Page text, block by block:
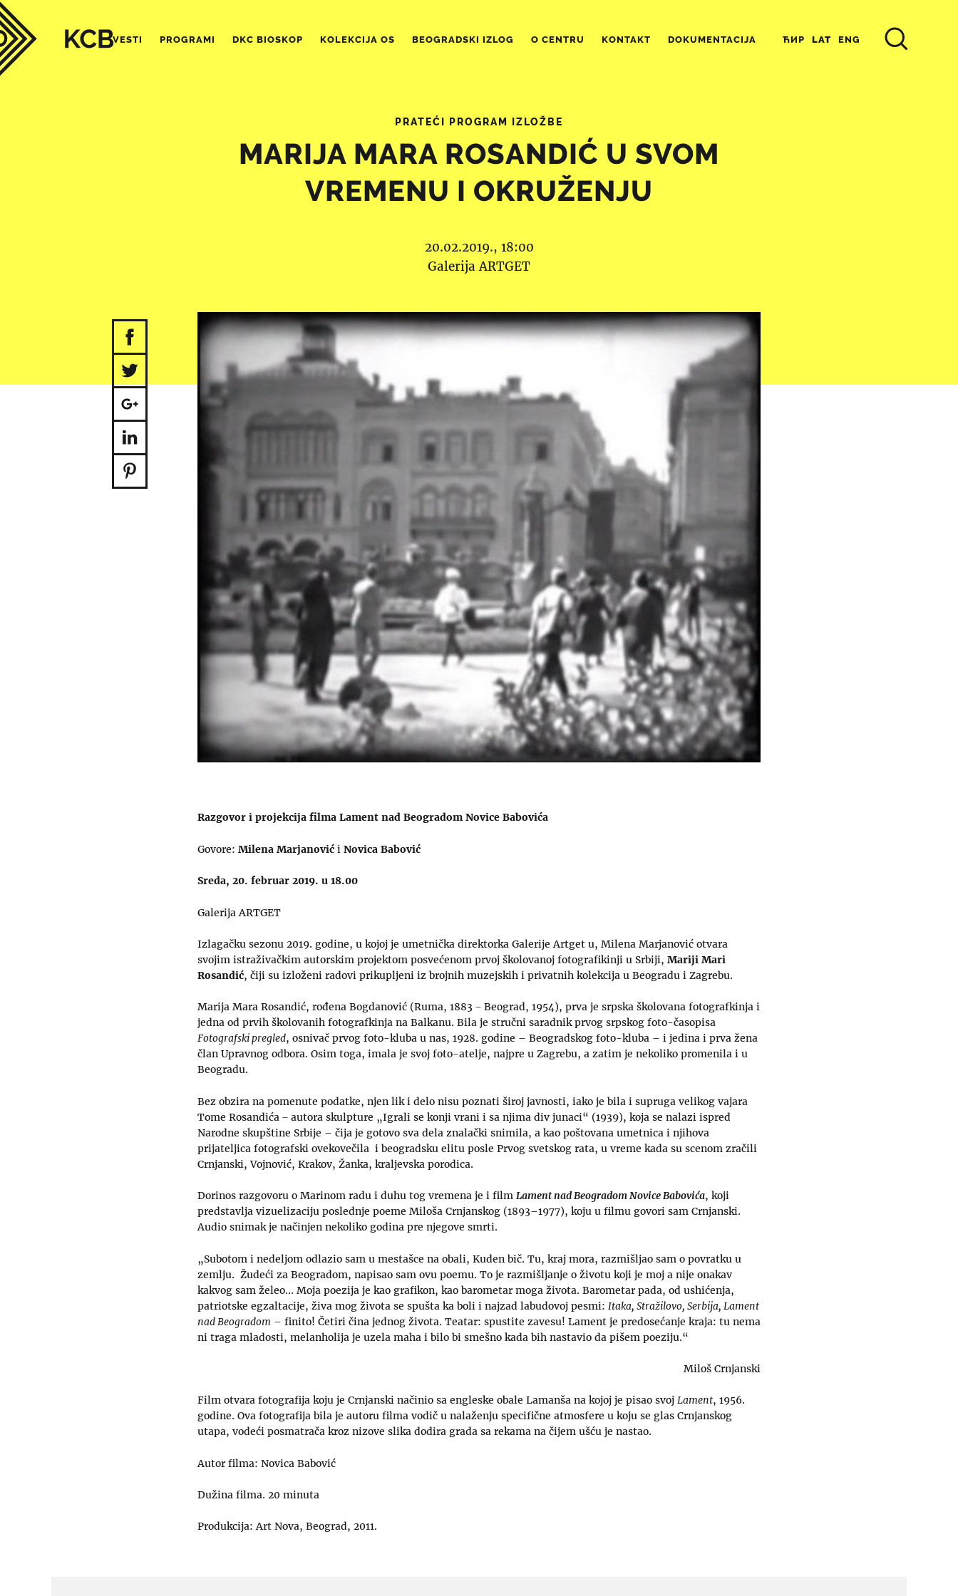
VESTI PROGRAMI DKC BIOSKOP KOLEKCIJA OS BEOGRADSKI IZLOG O CENTRU KONTAKT DOKUMENTACIJA ЋИР LAT ENG
PRATEĆI PROGRAM IZLOŽBE
MARIJA MARA ROSANDIĆ U SVOM
VREMENU I OKRUŽENJU
20.02.2019., 18:00
Galerija ARTGET
Razgovor i projekcija filma Lament nad Beogradom Novice Babovića
Govore: Milena Marjanović i Novica Babović
Sreda, 20. februar 2019. u 18.00
Galerija ARTGET
Izlagačku sezonu 2019. godine, u kojoj je umetnička direktorka Galerije Artget u, Milena Marjanović otvara
svojim istraživačkim autorskim projektom posvećenom prvoj školovanoj fotografikinji u Srbiji, Mariji Mari
Rosandić, čiji su izloženi radovi prikupljeni iz brojnih muzejskih i privatnih kolekcija u Beogradu i Zagrebu.
Marija Mara Rosandić, rođena Bogdanović (Ruma, 1883 ̶ Beograd, 1954), prva je srpska školovana fotografkinja i
jedna od prvih školovanih fotografkinja na Balkanu. Bila je stručni saradnik prvog srpskog foto-časopisa
Fotografski pregled, osnivač prvog foto-kluba u nas, 1928. godine – Beogradskog foto-kluba – i jedina i prva žena
član Upravnog odbora. Osim toga, imala je svoj foto-atelje, najpre u Zagrebu, a zatim je nekoliko promenila i u
Beogradu.
Bez obzira na pomenute podatke, njen lik i delo nisu poznati široj javnosti, iako je bila i supruga velikog vajara
Tome Rosandića ̶ autora skulpture „Igrali se konji vrani i sa njima div junaci“ (1939), koja se nalazi ispred
Narodne skupštine Srbije – čija je gotovo sva dela znalački snimila, a kao poštovana umetnica i njihova
prijateljica fotografski ovekovečila i beogradsku elitu posle Prvog svetskog rata, u vreme kada su scenom zračili
Crnjanski, Vojnović, Krakov, Žanka, kraljevska porodica.
Dorinos razgovoru o Marinom radu i duhu tog vremena je i film Lament nad Beogradom Novice Babovića, koji
predstavlja vizuelizaciju poslednje poeme Miloša Crnjanskog (1893–1977), koju u filmu govori sam Crnjanski.
Audio snimak je načinjen nekoliko godina pre njegove smrti.
„Subotom i nedeljom odlazio sam u mestašce na obali, Kuden bič. Tu, kraj mora, razmišljao sam o povratku u
zemlju. Žudeći za Beogradom, napisao sam ovu poemu. To je razmišljanje o životu koji je moj a nije onakav
kakvog sam želeo… Moja poezija je kao grafikon, kao barometar moga života. Barometar pada, od ushićenja,
patriotske egzaltacije, živa mog života se spušta ka boli i najzad labudovoj pesmi: Itaka, Stražilovo, Serbija, Lament
nad Beogradom – finito! Četiri čina jednog života. Teatar: spustite zavesu! Lament je predosećanje kraja: tu nema
ni traga mladosti, melanholija je uzela maha i bilo bi smešno kada bih nastavio da pišem poeziju.“
Miloš Crnjanski
Film otvara fotografija koju je Crnjanski načinio sa engleske obale Lamanša na kojoj je pisao svoj Lament, 1956.
godine. Ova fotografija bila je autoru filma vodič u nalaženju specifične atmosfere u koju se glas Crnjanskog
utapa, vodeći posmatrača kroz nizove slika dodira grada sa rekama na čijem ušću je nastao.
Autor filma: Novica Babović
Dužina filma. 20 minuta
Produkcija: Art Nova, Beograd, 2011.